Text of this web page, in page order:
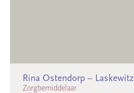
Rina Ostendorp – Laskewitz
Zorgbemiddelaar